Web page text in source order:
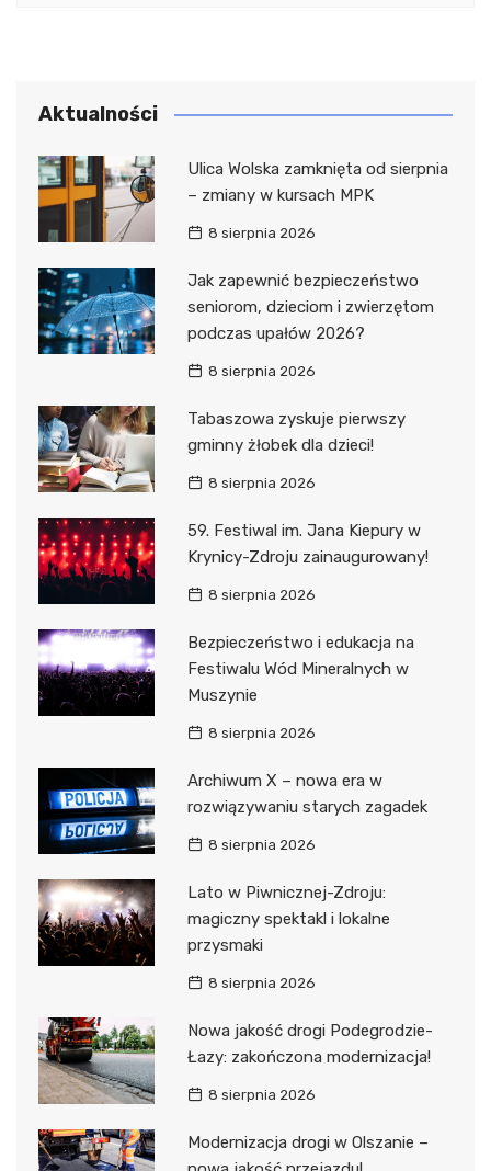
Aktualności
Ulica Wolska zamknięta od sierpnia
– zmiany w kursach MPK
8 sierpnia 2026
Jak zapewnić bezpieczeństwo
seniorom, dzieciom i zwierzętom
podczas upałów 2026?
8 sierpnia 2026
Tabaszowa zyskuje pierwszy
gminny żłobek dla dzieci!
8 sierpnia 2026
59. Festiwal im. Jana Kiepury w
Krynicy-Zdroju zainaugurowany!
8 sierpnia 2026
Bezpieczeństwo i edukacja na
Festiwalu Wód Mineralnych w
Muszynie
8 sierpnia 2026
Archiwum X – nowa era w
rozwiązywaniu starych zagadek
8 sierpnia 2026
Lato w Piwnicznej-Zdroju:
magiczny spektakl i lokalne
przysmaki
8 sierpnia 2026
Nowa jakość drogi Podegrodzie-
Łazy: zakończona modernizacja!
8 sierpnia 2026
Modernizacja drogi w Olszanie –